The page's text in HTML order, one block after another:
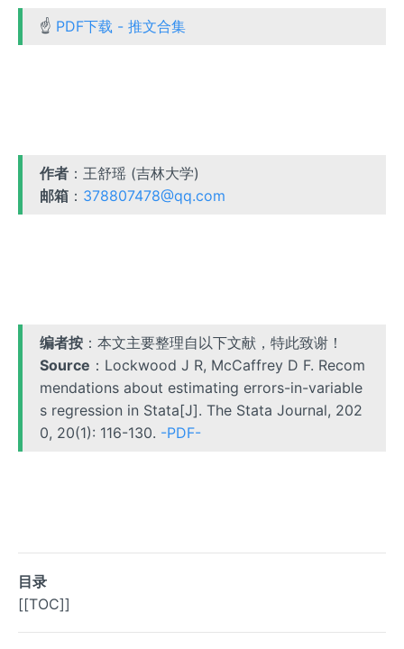
☝ PDF下载 - 推文合集
作者 ：王舒瑶 (吉林大学)
邮箱 ： 378807478@qq.com
编者按 ：本文主要整理自以下文献，特此致谢！
Source ：Lockwood J R, McCaffrey D F. Recom
mendations about estimating errors-in-variable
s regression in Stata[J]. The Stata Journal, 202
0, 20(1): 116-130. -PDF-
目录
[[TOC]]